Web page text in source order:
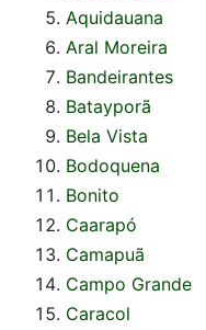
Aquidauana
Aral Moreira
Bandeirantes
Batayporã
Bela Vista
Bodoquena
Bonito
Caarapó
Camapuã
Campo Grande
Caracol